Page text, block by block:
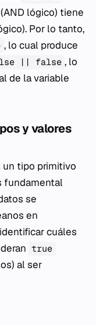
(AND lógico) tiene
Por lo tanto,
, lo cual produce
|| false , lo
de la variable
y valores
un tipo primitivo
fundamental
se
en
cuáles
true
al ser